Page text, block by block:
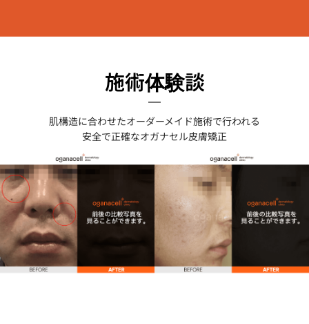
施術体験談
肌構造に合わせたオーダーメイド施術で行われる
安全で正確なオガナセル皮膚矯正